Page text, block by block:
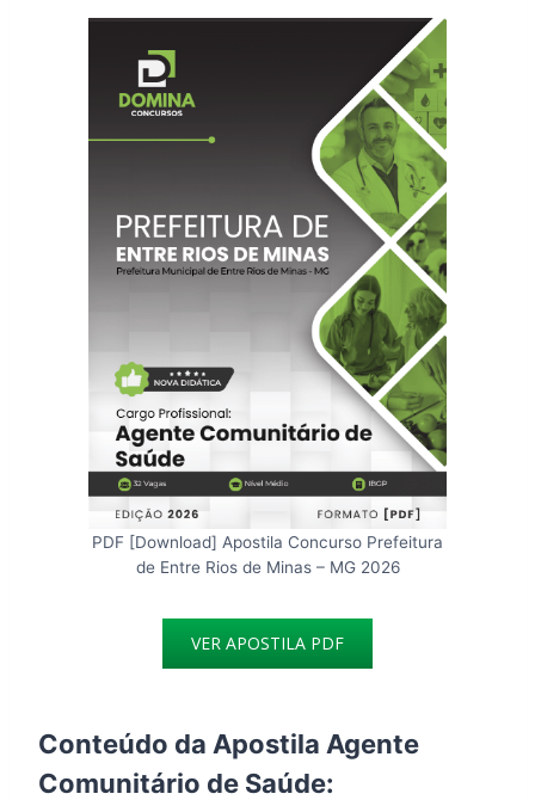
PDF [Download] Apostila Concurso Prefeitura
de Entre Rios de Minas – MG 2026
VER APOSTILA PDF
Conteúdo da Apostila Agente
Comunitário de Saúde: